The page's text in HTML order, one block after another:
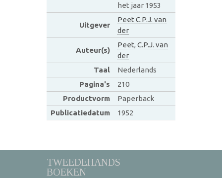
het jaar 1953
Uitgever
Peet C.P.J. van
der
Auteur(s)
Peet, C.P.J. van
der
Taal
Nederlands
Pagina's
210
Productvorm
Paperback
Publicatiedatum
1952
TWEEDEHANDS
BOEKEN